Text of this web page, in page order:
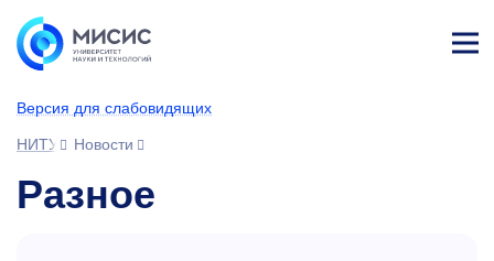
Версия для слабовидящих
НИТУ МИСИС
Новости
Разное